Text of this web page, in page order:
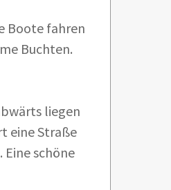
Boote fahren
Buchten.
liegen
eine Straße
schöne